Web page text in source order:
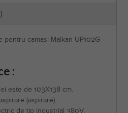
pentru camasi Malkan UP102G
:
este de 103X138 cm.
(aspirare).
de tip industrial 380V.